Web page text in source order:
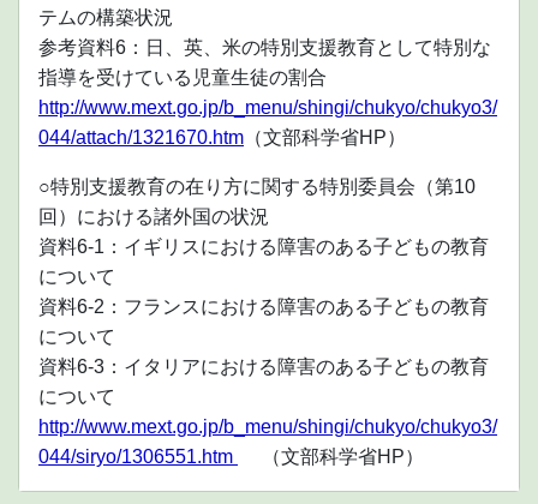
テムの構築状況
参考資料6：日、英、米の特別支援教育として特別な
指導を受けている児童生徒の割合
http://www.mext.go.jp/b_menu/shingi/chukyo/chukyo3/
044/attach/1321670.htm （文部科学省HP）
○特別支援教育の在り方に関する特別委員会（第10
回）における諸外国の状況
資料6-1：イギリスにおける障害のある子どもの教育
について
資料6-2：フランスにおける障害のある子どもの教育
について
資料6-3：イタリアにおける障害のある子どもの教育
について
http://www.mext.go.jp/b_menu/shingi/chukyo/chukyo3/
044/siryo/1306551.htm
（文部科学省HP）